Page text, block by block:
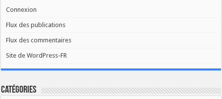
Connexion
Flux des publications
Flux des commentaires
Site de WordPress-FR
Catégories